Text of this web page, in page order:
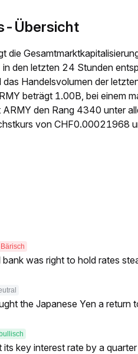
Übersicht
die
den letzten 24 Stunden
Handelsvolumen der
beträgt 1.00B, bei einem
ARMY den Rang 4340 unter
von CHF0.00021968
Bärisch
was right to hold rates
the Japanese Yen a return
bullisch
its key interest rate by a